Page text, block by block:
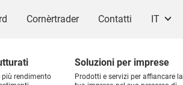
Cornèrtrader Contatti IT
più rendimento
Soluzioni per imprese
Prodotti e servizi per affiancare la